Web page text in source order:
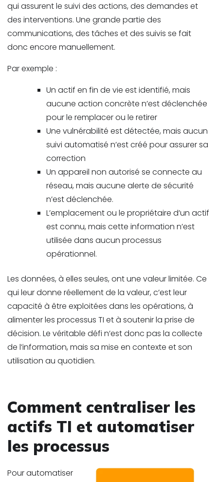
qui assurent le suivi des actions, des demandes et
des interventions. Une grande partie des
communications, des tâches et des suivis se fait
donc encore manuellement.
Par exemple :
Un actif en fin de vie est identifié, mais
aucune action concrète n’est déclenchée
pour le remplacer ou le retirer
Une vulnérabilité est détectée, mais aucun
suivi automatisé n’est créé pour assurer sa
correction
Un appareil non autorisé se connecte au
réseau, mais aucune alerte de sécurité
n’est déclenchée.
L’emplacement ou le propriétaire d’un actif
est connu, mais cette information n’est
utilisée dans aucun processus
opérationnel.
Les données, à elles seules, ont une valeur limitée. Ce
qui leur donne réellement de la valeur, c’est leur
capacité à être exploitées dans les opérations, à
alimenter les processus TI et à soutenir la prise de
décision. Le véritable défi n’est donc pas la collecte
de l’information, mais sa mise en contexte et son
utilisation au quotidien.
Comment centraliser les
actifs TI et automatiser
les processus
Pour automatiser